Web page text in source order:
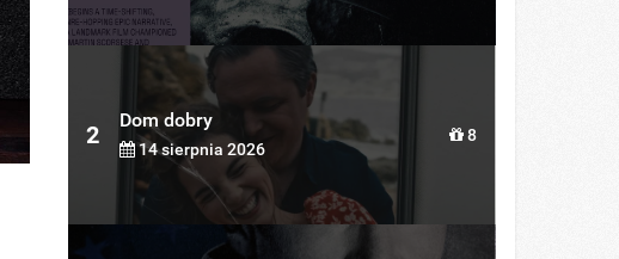
2
Dom dobry
14 sierpnia 2026
8